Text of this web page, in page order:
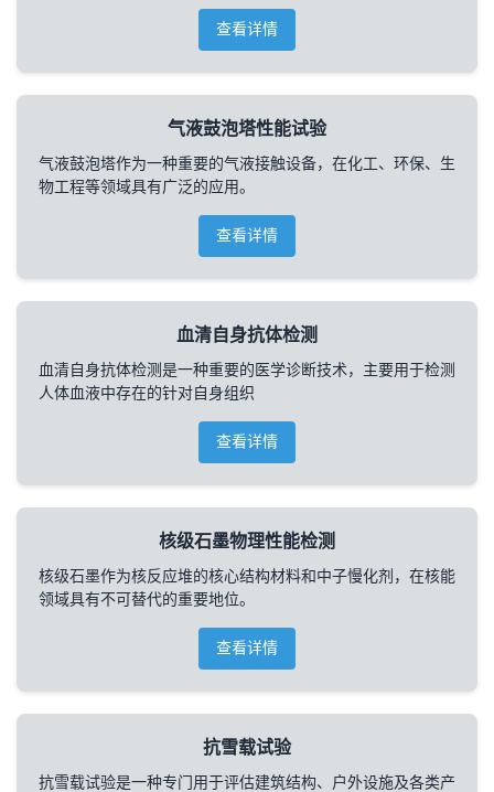
查看详情
气液鼓泡塔性能试验
气液鼓泡塔作为一种重要的气液接触设备，在化工、环保、生
物工程等领域具有广泛的应用。
查看详情
血清自身抗体检测
血清自身抗体检测是一种重要的医学诊断技术，主要用于检测
人体血液中存在的针对自身组织
查看详情
核级石墨物理性能检测
核级石墨作为核反应堆的核心结构材料和中子慢化剂，在核能
领域具有不可替代的重要地位。
查看详情
抗雪载试验
抗雪载试验是一种专门用于评估建筑结构、户外设施及各类产